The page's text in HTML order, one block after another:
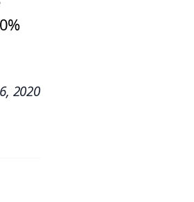
2020